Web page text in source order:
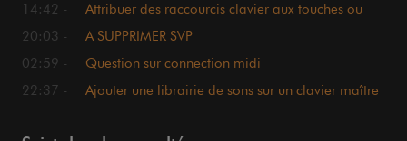
14:42 -
Attribuer des raccourcis clavier aux touches ou
20:03 -
A SUPPRIMER SVP
02:59 -
Question sur connection midi
22:37 -
Ajouter une librairie de sons sur un clavier maître